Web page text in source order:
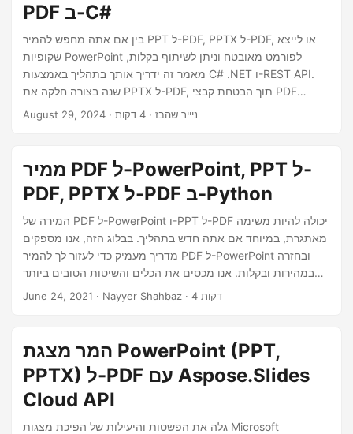
a
PDF ב-C#
בין אם אתה מחפש להמיר PPT ל-PDF, PPTX ל-PDF, או לייצא
שקופיות PowerPoint לפורמט מאובטח וניתן לשיתוף בקלות,
מאמר זה ידריך אותך בתהליך באמצעות C# .NET ו-REST API.
שנה בצורה חלקה את PPTX ל-PDF, תוך הבטחת קבצי PDF
בנאמנות גבוהה.
August 29, 2024 · ניייר שהבז · 4 דקות
ממיר PDF ל-PowerPoint, PPT ל-
PDF, PPTX ל-PDF ב-Python
המירה של PDF ל-PowerPoint ו-PPT ל-PDF יכולה להיות משימה
מאתגרת, במיוחד אם אתה חדש בתהליך. בבלוג הזה, אנו מספקים
מדריך מעמיק כדי לעזור לך להמיר PDF ל-PowerPoint ובחזרה
במהירות ובקלות. אנו מכסים את הכלים והשיטות הטובים ביותר
כדי להבטיח שהתהליך שלך יהיה חלק ויעיל. המדריך שלנו שלב אחר
את כל מה שאתה צריך לדעת על המרת PDF ל-PowerPoint ו-
PPT ל-PDF.
June 24, 2021 · Nayyer Shahbaz · 4 דקות
המר מצגת PowerPoint (PPT,
PPTX) ל-PDF עם Aspose.Slides
Cloud API
גלה את הפשטות והיעילות של הפיכת מצגות Microsoft